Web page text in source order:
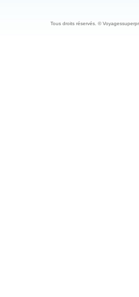
Tous droits réservés. ©